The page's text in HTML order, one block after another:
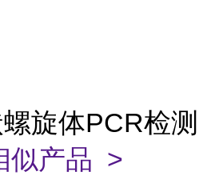
旋体PCR检测
似产品 >